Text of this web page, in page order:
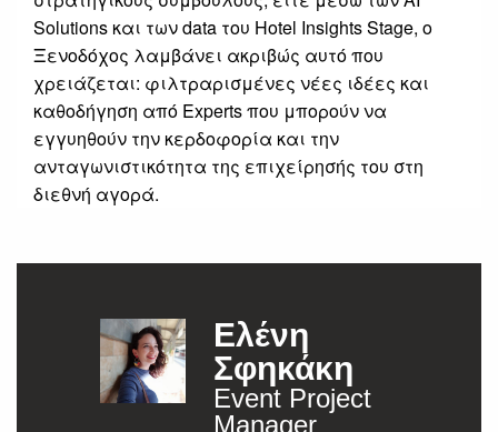
Solutions και των data του Hotel Insights Stage, ο
Ξενοδόχος λαμβάνει ακριβώς αυτό που
χρειάζεται: φιλτραρισμένες νέες ιδέες και
καθοδήγηση από Experts που μπορούν να
εγγυηθούν την κερδοφορία και την
ανταγωνιστικότητα της επιχείρησής του στη
διεθνή αγορά.
Ελένη
Σφηκάκη
Event Project
Manager